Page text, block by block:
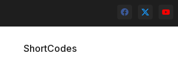
ShortCodes